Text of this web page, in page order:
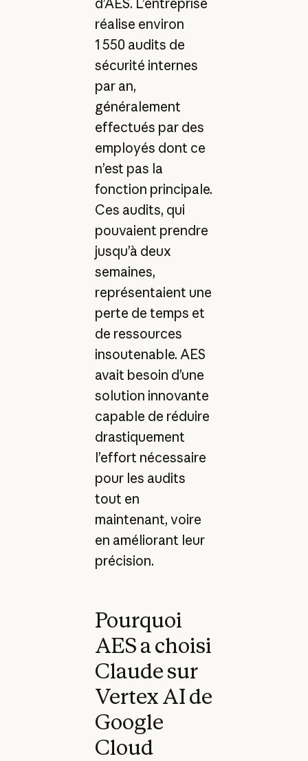
d’AES. L’entreprise
réalise environ
1 550 audits de
sécurité internes
par an,
généralement
effectués par des
employés dont ce
n’est pas la
fonction principale.
Ces audits, qui
pouvaient prendre
jusqu’à deux
semaines,
représentaient une
perte de temps et
de ressources
insoutenable. AES
avait besoin d’une
solution innovante
capable de réduire
drastiquement
l’effort nécessaire
pour les audits
tout en
maintenant, voire
en améliorant leur
précision.
Pourquoi
AES a choisi
Claude sur
Vertex AI de
Google
Cloud